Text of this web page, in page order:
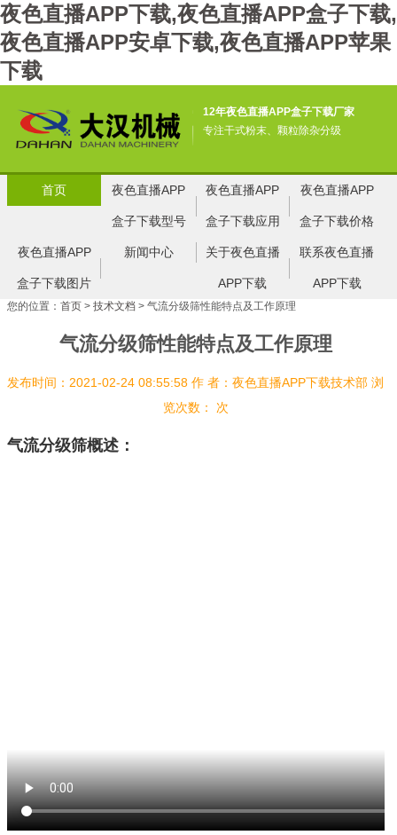
夜色直播APP下载,夜色直播APP盒子下载,
夜色直播APP安卓下载,夜色直播APP苹果
下载
12年夜色直播APP盒子下载厂家
专注干式粉末、颗粒除杂分级
首页 夜色直播APP
盒子下载型号
夜色直播APP
盒子下载应用
夜色直播APP
盒子下载价格
夜色直播APP
盒子下载图片
新闻中心 关于夜色直播
APP下载
联系夜色直播
APP下载
您的位置： 首页 > 技术文档 > 气流分级筛性能特点及工作原理
气流分级筛性能特点及工作原理
发布时间：2021-02-24 08:55:58 作 者：夜色直播APP下载技术部 浏
览次数： 次
气流分级筛概述：